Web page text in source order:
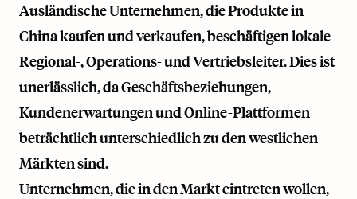
Ausländische Unternehmen, die Produkte in
China kaufen und verkaufen, beschäftigen lokale
Regional-, Operations- und Vertriebsleiter. Dies ist
unerlässlich, da Geschäftsbeziehungen,
Kundenerwartungen und Online-Plattformen
beträchtlich unterschiedlich zu den westlichen
Märkten sind.
Unternehmen, die in den Markt eintreten wollen,